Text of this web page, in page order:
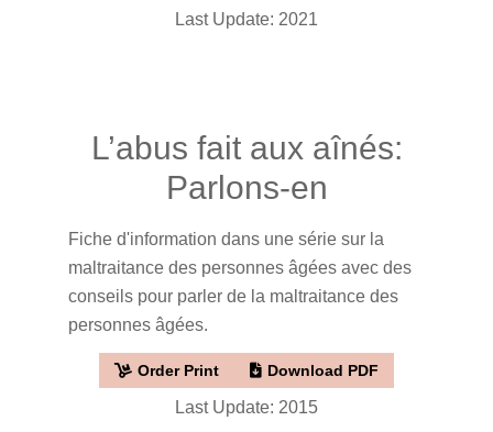
Last Update: 2021
L’abus fait aux aînés:
Parlons-en
Fiche d'information dans une série sur la
maltraitance des personnes âgées avec des
conseils pour parler de la maltraitance des
personnes âgées.
Order Print Download PDF
Last Update: 2015